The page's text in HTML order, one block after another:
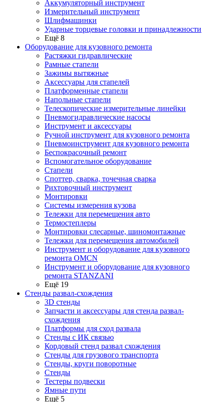
Аккумуляторный инструмент
Измерительный инструмент
Шлифмашинки
Ударные торцевые головки и принадлежности
Ещё 8
Оборудование для кузовного ремонта
Растяжки гидравлические
Рамные стапели
Зажимы вытяжные
Аксессуары для стапелей
Платформенные стапели
Напольные стапели
Телескопические измерительные линейки
Пневмогидравлические насосы
Инструмент и аксессуары
Ручной инструмент для кузовного ремонта
Пневмоинструмент для кузовного ремонта
Беспокрасочный ремонт
Вспомогательное оборудование
Стапели
Споттер, сварка, точечная сварка
Рихтовочный инструмент
Монтировки
Системы измерения кузова
Тележки для перемещения авто
Термостеплеры
Монтировки слесарные, шиномонтажные
Тележки для перемещения автомобилей
Инструмент и оборудование для кузовного
ремонта OMCN
Инструмент и оборудование для кузовного
ремонта STANZANI
Ещё 19
Стенды развал-схождения
3D стенды
Запчасти и аксессуары для стенда развал-
схождения
Платформы для сход развала
Стенды с ИК связью
Кордовый стенд развал схождения
Стенды для грузового транспорта
Стенды, круги поворотные
Стенды
Тестеры подвески
Ямные пути
Ещё 5